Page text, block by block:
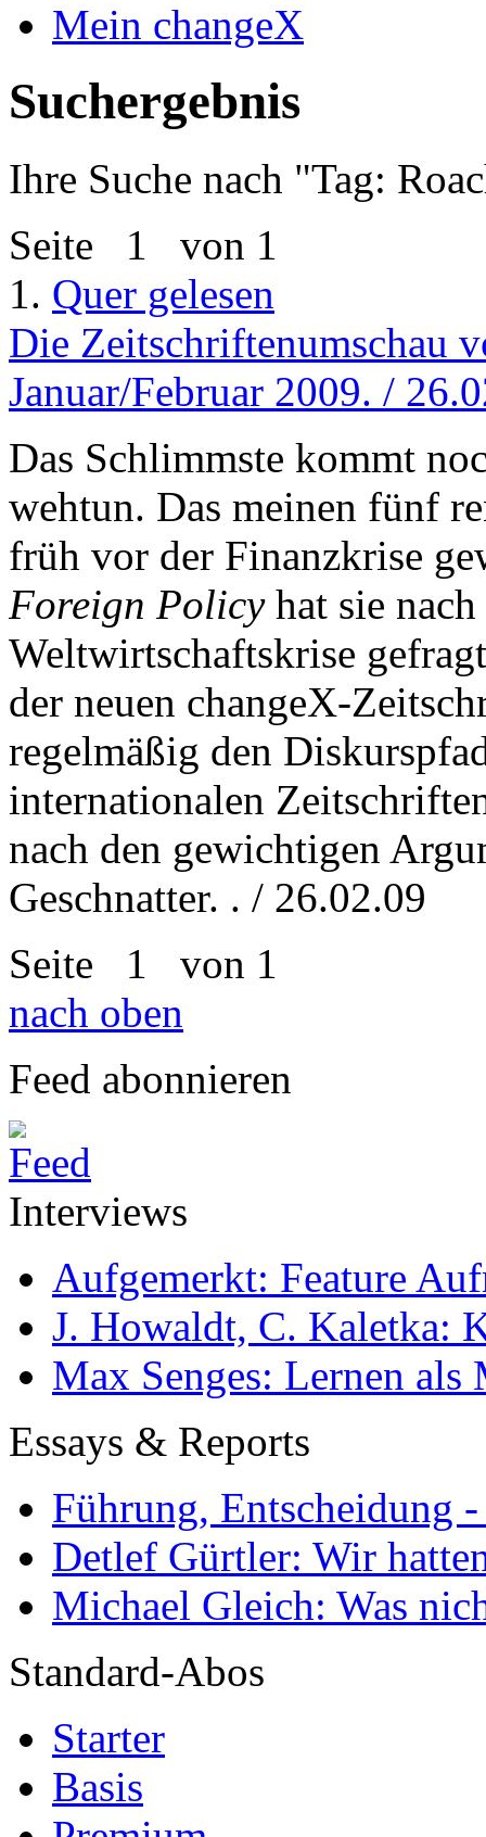
Mein changeX
Suchergebnis
Ihre Suche nach "Tag:
Seite 1 von 1
1. Quer gelesen
Die Zeitschriftenumschau
Januar/Februar 2009. /
Das Schlimmste kommt
wehtun. Das meinen fünf
früh vor der Finanzkrise
Foreign Policyhat sie
Weltwirtschaftskrise
der neuen changeX-
regelmäßig den
internationalen
nach den gewichtigen
Geschnatter. . / 26.02.09
Seite 1 von 1
nach oben
Feed abonnieren
Interviews
Aufgemerkt: Feature
J. Howaldt, C. Kaletka:
Max Senges: Lernen als
Essays & Reports
Führung, Entscheidung
Detlef Gürtler: Wir
Michael Gleich: Was
Standard-Abos
Starter
Basis